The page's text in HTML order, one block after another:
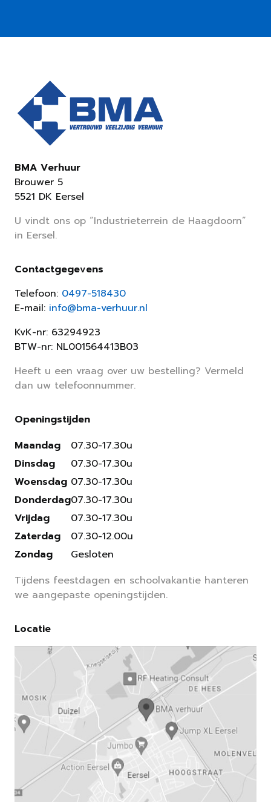
BMA Verhuur
Brouwer 5
5521 DK Eersel
U vindt ons op “Industrieterrein de Haagdoorn”
in Eersel.
Contactgegevens
Telefoon: 0497-518430
E-mail: info@bma-verhuur.nl
KvK-nr: 63294923
BTW-nr: NL001564413B03
Heeft u een vraag over uw bestelling? Vermeld
dan uw telefoonnummer.
Openingstijden
Maandag
Dinsdag
Woensdag
Donderdag
Vrijdag
Zaterdag
Zondag
07.30-17.30u
07.30-17.30u
07.30-17.30u
07.30-17.30u
07.30-17.30u
07.30-12.00u
Gesloten
Tijdens feestdagen en schoolvakantie hanteren
we aangepaste openingstijden.
Locatie